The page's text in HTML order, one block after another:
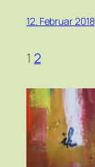
12. Februar 2018
1 2